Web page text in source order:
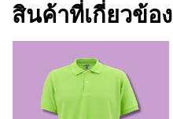
สินค้าที่เกี่ยวข้อง